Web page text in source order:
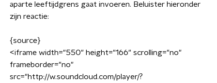
aparte leeftijdgrens gaat invoeren. Beluister hieronder
zijn reactie:
{source}
<iframe width="550" height="166" scrolling="no"
frameborder="no"
src="http://w.soundcloud.com/player/?